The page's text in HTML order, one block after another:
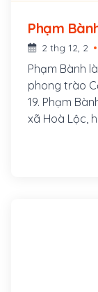
2 thg 12, 2
Phạm Bành
phong trào
19. Phạm
xã Hoà Lộc,
Án sát tỉnh